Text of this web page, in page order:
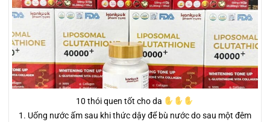
10 thói quen tốt cho da
1. Uống nước ấm sau khi thức dậy để bù nước do sau một đêm